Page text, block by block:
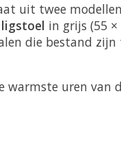
uit twee
in grijs (55
die bestand zijn
warmste uren van